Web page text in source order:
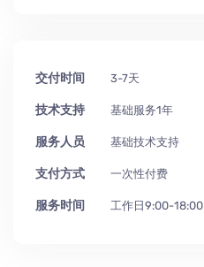
交付时间 3-7天
技术支持 基础服务1年
服务人员 基础技术支持
支付方式 一次性付费
服务时间 工作日9:00-18:00